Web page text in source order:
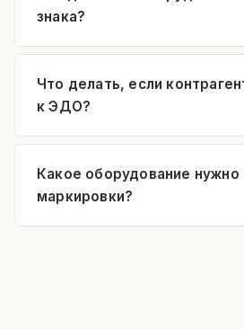
знака?
Что делать, если
к ЭДО?
Какое оборудование нужно
маркировки?